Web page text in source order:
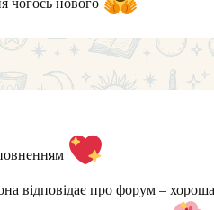
відповідає про форум –